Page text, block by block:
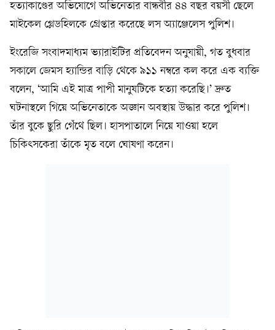
হত্যাকাণ্ডের অভিযোগে অভিনেতার বান্ধবীর ৪৪ বছর বয়সী ছেলে
মাইকেল গ্লেডহিলকে গ্রেপ্তার করেছে লস অ্যাঞ্জেলেস পুলিশ।
ইংরেজি সংবাদমাধ্যম ভ্যারাইটির প্রতিবেদন অনুযায়ী, গত বুধবার
সকালে জেমস হ্যান্ডির বাড়ি থেকে ৯১১ নম্বরে কল করে এক ব্যক্তি
বলেন, ‘আমি এই মাত্র পাপী মানুষটিকে হত্যা করেছি।’ দ্রুত
ঘটনাস্থলে গিয়ে অভিনেতাকে অজ্ঞান অবস্থায় উদ্ধার করে পুলিশ।
তাঁর বুকে ছুরি গেঁথে ছিল। হাসপাতালে নিয়ে যাওয়া হলে
চিকিৎসকেরা তাঁকে মৃত বলে ঘোষণা করেন।